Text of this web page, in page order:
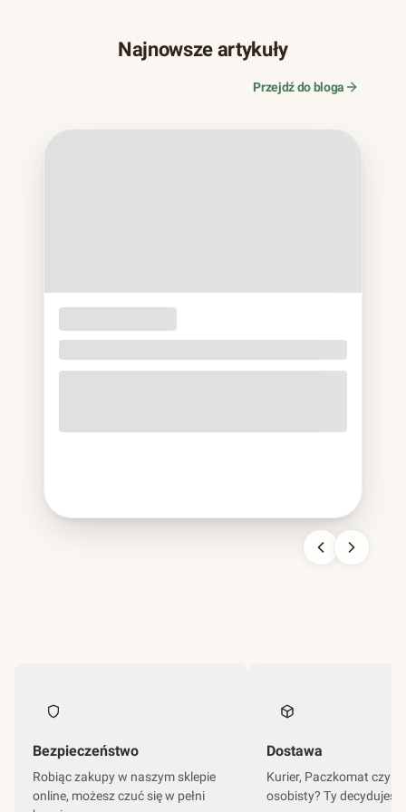
Najnowsze artykuły
Przejdź do bloga
JEDNORAZOWE
lukru
sztywniejsza od plastikowej, nie do pomylenia z niczym
Bezpieczeństwo
Robiąc zakupy w naszym sklepie
online, możesz czuć się w pełni
Dostawa
Kurier, Paczkomat czy
osobisty? Ty decydujesz.